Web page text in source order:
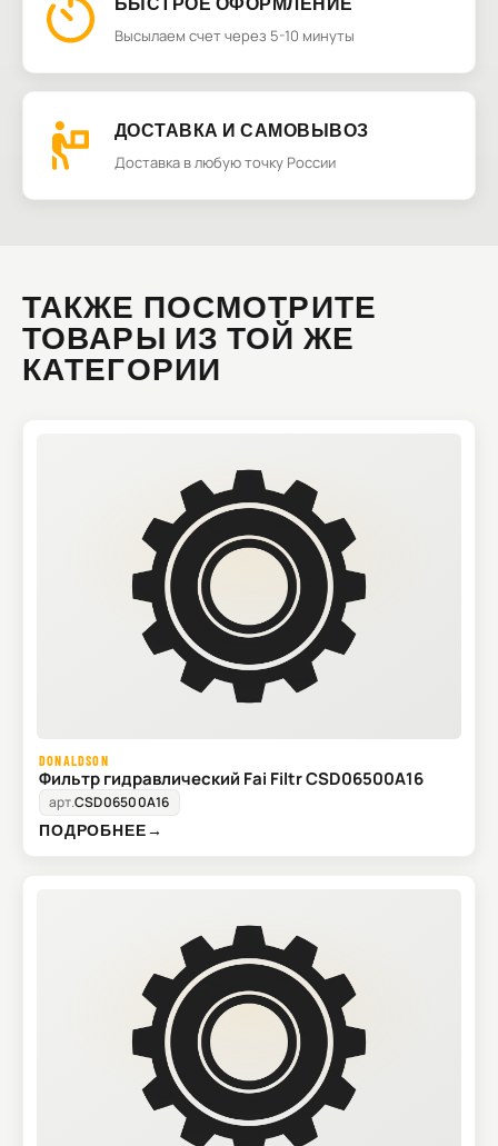
Высылаем счет через 5-10 минуты
ДОСТАВКА И САМОВЫВОЗ
Доставка в любую точку России
ТАКЖЕ ПОСМОТРИТЕ
ТОВАРЫ ИЗ ТОЙ ЖЕ
КАТЕГОРИИ
DONALDSON
Фильтр гидравлический Fai Filtr CSD06500A16
арт.CSD06500A16
ПОДРОБНЕЕ→